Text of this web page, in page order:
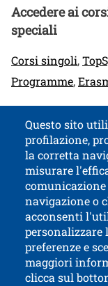
Accedere ai
speciali
Corsi singoli,
Programme,
Titolo contatti
Questo sito
profilazione,
la corretta
misurare
navigazione o
acconsenti
personalizzare
preferenze e
maggiori
clicca sul
via